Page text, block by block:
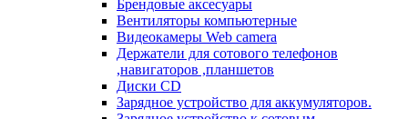
Брендовые аксесуары
Вентиляторы компьютерные
Видеокамеры Web camera
Держатели для сотового телефонов
,навигаторов ,планшетов
Диски CD
Зарядное устройство для аккумуляторов.